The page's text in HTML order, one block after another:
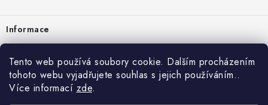
Tento web používá soubory cookie. Dalším procházením
tohoto webu vyjadřujete souhlas s jejich používáním..
Více informací zde.
Informace
Prodejna
Rady a tipy